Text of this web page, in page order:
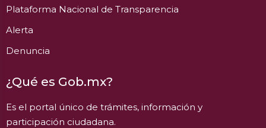
Plataforma Nacional de Transparencia
Alerta
Denuncia
¿Qué es Gob.mx?
Es el portal único de trámites, información y
participación ciudadana.